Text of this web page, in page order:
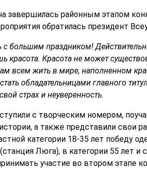
завершилась районным этапом
обратилась президент
с большим праздником!
красота. Красота не может
всем жить в мире, наполненном
обладательницами главного
страх и неуверенность.
с творческим номером,
а также представили свои
категории 18-35 лет победу
Люга), в категории 55 лет
участие во втором этапе